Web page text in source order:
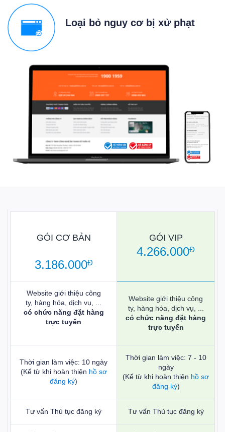
Loại bỏ nguy cơ bị xử phạt
GÓI CƠ BẢN
3.186.000Đ
GÓI VIP
4.266.000Đ
Website giới thiệu công
ty, hàng hóa, dịch vụ, ...
có chức năng đặt hàng
trực tuyến
Website giới thiệu công
ty, hàng hóa, dịch vụ, ...
có chức năng đặt hàng
trực tuyến
Thời gian làm việc: 10 ngày
(Kể từ khi hoàn thiện hồ sơ
đăng ký)
Thời gian làm việc: 7 - 10
ngày
(Kể từ khi hoàn thiện hồ sơ
đăng ký)
Tư vấn Thủ tục đăng ký Tư vấn Thủ tục đăng ký